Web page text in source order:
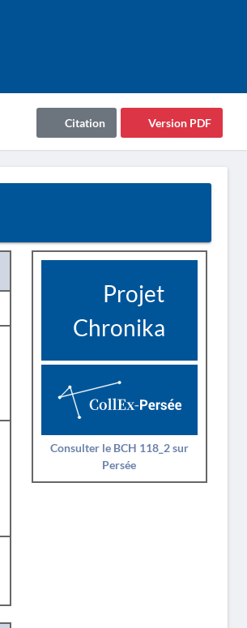
Version PDF
Citation
Projet
Chronika
Consulter le BCH 118_2 sur
Persée